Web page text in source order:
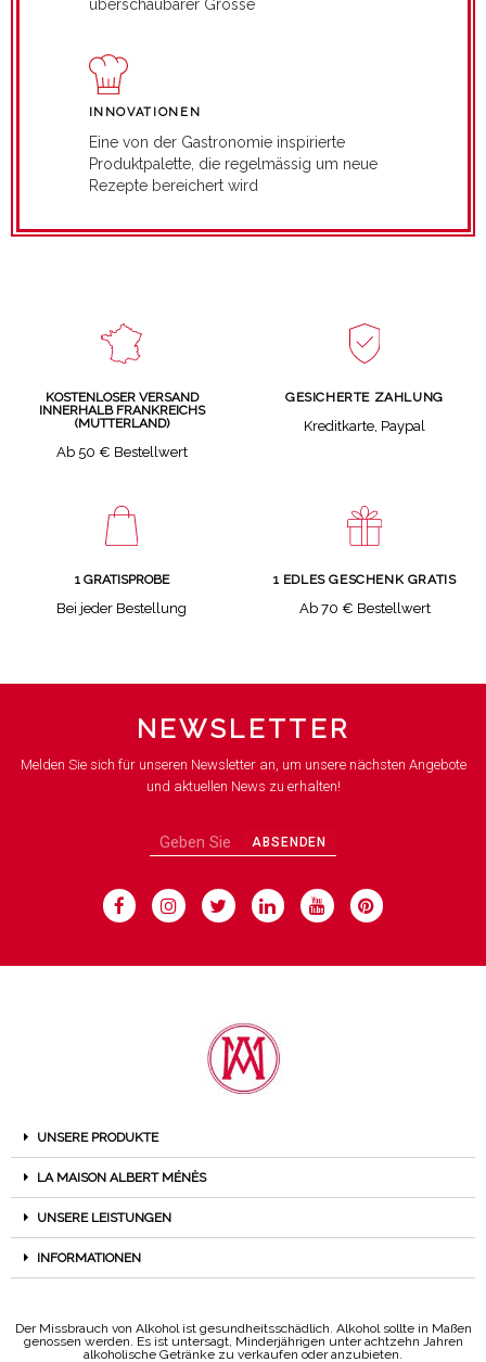
überschaubarer Grösse
INNOVATIONEN
Eine von der Gastronomie inspirierte
Produktpalette, die regelmässig um neue
Rezepte bereichert wird
KOSTENLOSER VERSAND
INNERHALB FRANKREICHS
(MUTTERLAND)
Ab 50 € Bestellwert
GESICHERTE ZAHLUNG
Kreditkarte, Paypal
1 GRATISPROBE
Bei jeder Bestellung
1 EDLES GESCHENK GRATIS
Ab 70 € Bestellwert
NEWSLETTER
Melden Sie sich für unseren Newsletter an, um unsere nächsten Angebote
und aktuellen News zu erhalten!
ABSENDEN
UNSERE PRODUKTE
LA MAISON ALBERT MÉNÈS
UNSERE LEISTUNGEN
INFORMATIONEN
Der Missbrauch von Alkohol ist gesundheitsschädlich. Alkohol sollte in Maßen
genossen werden. Es ist untersagt, Minderjährigen unter achtzehn Jahren
alkoholische Getränke zu verkaufen oder anzubieten.